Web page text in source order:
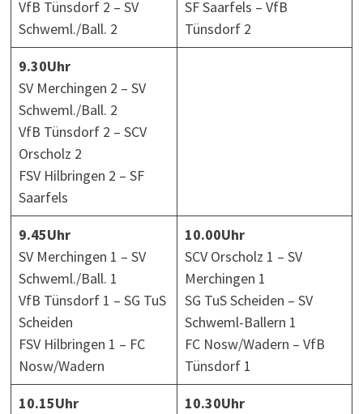
VfB Tünsdorf 2 – SV
Schweml./Ball. 2
SF Saarfels – VfB
Tünsdorf 2
9.30Uhr
SV Merchingen 2 – SV
Schweml./Ball. 2
VfB Tünsdorf 2 – SCV
Orscholz 2
FSV Hilbringen 2 – SF
Saarfels
9.45Uhr
SV Merchingen 1 – SV
Schweml./Ball. 1
VfB Tünsdorf 1 – SG TuS
Scheiden
FSV Hilbringen 1 – FC
Nosw/Wadern
10.00Uhr
SCV Orscholz 1 – SV
Merchingen 1
SG TuS Scheiden – SV
Schweml-Ballern 1
FC Nosw/Wadern – VfB
Tünsdorf 1
10.15Uhr
10.30Uhr